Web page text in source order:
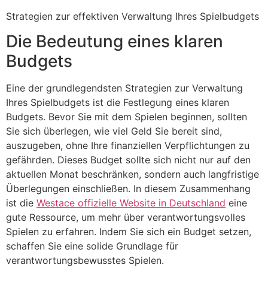
Strategien zur effektiven Verwaltung Ihres Spielbudgets
Die Bedeutung eines klaren
Budgets
Eine der grundlegendsten Strategien zur Verwaltung
Ihres Spielbudgets ist die Festlegung eines klaren
Budgets. Bevor Sie mit dem Spielen beginnen, sollten
Sie sich überlegen, wie viel Geld Sie bereit sind,
auszugeben, ohne Ihre finanziellen Verpflichtungen zu
gefährden. Dieses Budget sollte sich nicht nur auf den
aktuellen Monat beschränken, sondern auch langfristige
Überlegungen einschließen. In diesem Zusammenhang
ist die Westace offizielle Website in Deutschland eine
gute Ressource, um mehr über verantwortungsvolles
Spielen zu erfahren. Indem Sie sich ein Budget setzen,
schaffen Sie eine solide Grundlage für
verantwortungsbewusstes Spielen.